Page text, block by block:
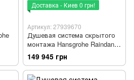
Доставка - Киев 0 грн!
Артикул: 27939670
Душевая система скрытого
монтажа Hansgrohe Raindance
E черный матовый 27939670
149 945 грн